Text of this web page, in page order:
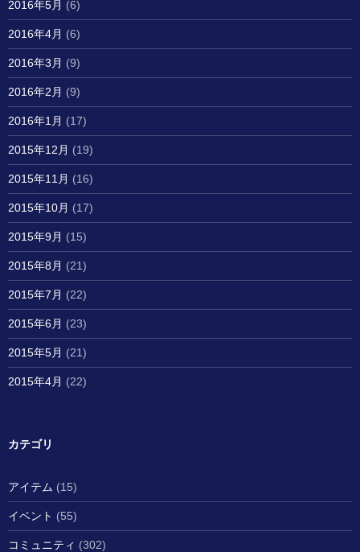
2016年5月 (6)
2016年4月 (6)
2016年3月 (9)
2016年2月 (9)
2016年1月 (17)
2015年12月 (19)
2015年11月 (16)
2015年10月 (17)
2015年9月 (15)
2015年8月 (21)
2015年7月 (22)
2015年6月 (23)
2015年5月 (21)
2015年4月 (22)
カテゴリ
アイテム (15)
イベント (55)
コミュニティ (302)